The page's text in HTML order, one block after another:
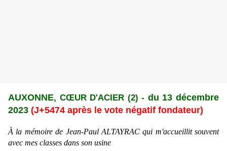
AUXONNE, CŒUR D'ACIER (2) - du 13 décembre
2023 (J+5474 après le vote négatif fondateur)
À la mémoire de Jean-Paul ALTAYRAC qui m'accueillit souvent
avec mes classes dans son usine